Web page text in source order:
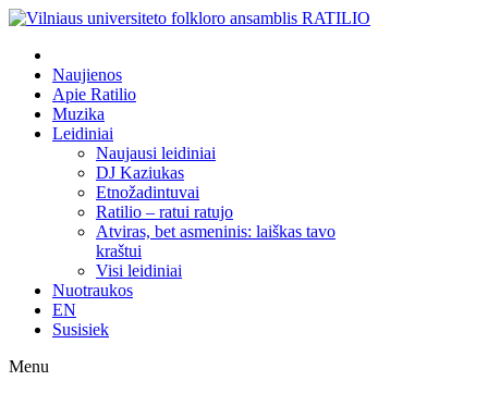
Naujienos
Apie Ratilio
Muzika
Leidiniai
Naujausi leidiniai
DJ Kaziukas
Etnožadintuvai
Ratilio – ratui ratujo
Atviras, bet asmeninis: laiškas tavo
kraštui
Visi leidiniai
Nuotraukos
EN
Susisiek
Menu